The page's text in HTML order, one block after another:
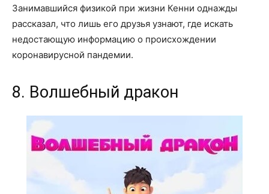
Занимавшийся физикой при жизни Кенни однажды
рассказал, что лишь его друзья узнают, где искать
недостающую информацию о происхождении
коронавирусной пандемии.
8. Волшебный дракон